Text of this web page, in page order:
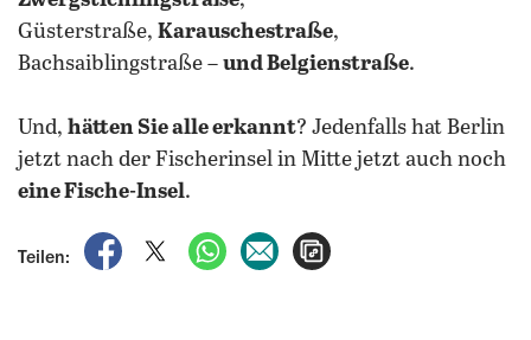
Güsterstraße, Karauschestraße,
Bachsaiblingstraße – und Belgienstraße.
Und, hätten Sie alle erkannt? Jedenfalls hat Berlin
jetzt nach der Fischerinsel in Mitte jetzt auch noch
eine Fische-Insel.
Teilen:
auf Facebook teilen
auf X teilenper WhatsApp teilen
per E-Mail teilen